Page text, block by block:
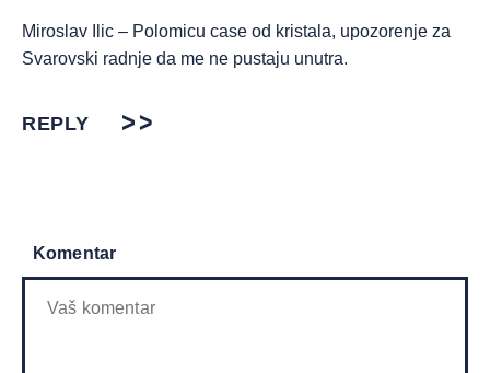
Miroslav Ilic – Polomicu case od kristala, upozorenje za
Svarovski radnje da me ne pustaju unutra.
REPLY
Komentar